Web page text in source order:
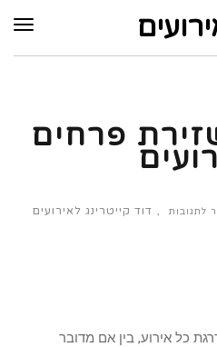
פרחים
לתגובות דוד קייטרינג לאירועים
כל אירוע, בין אם מדובר